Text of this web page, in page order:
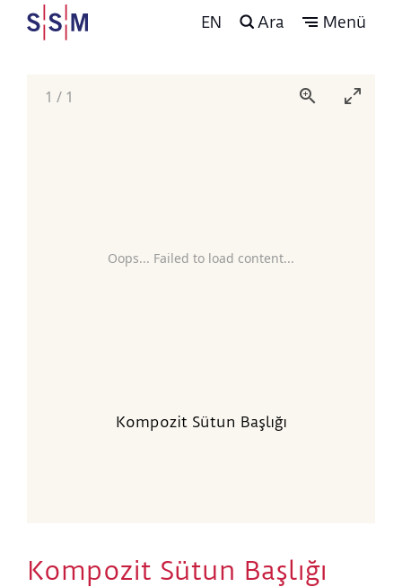
EN Ara Menü
Oops... Failed to load content...
1 / 1
Kompozit Sütun Başlığı
Kompozit Sütun Başlığı